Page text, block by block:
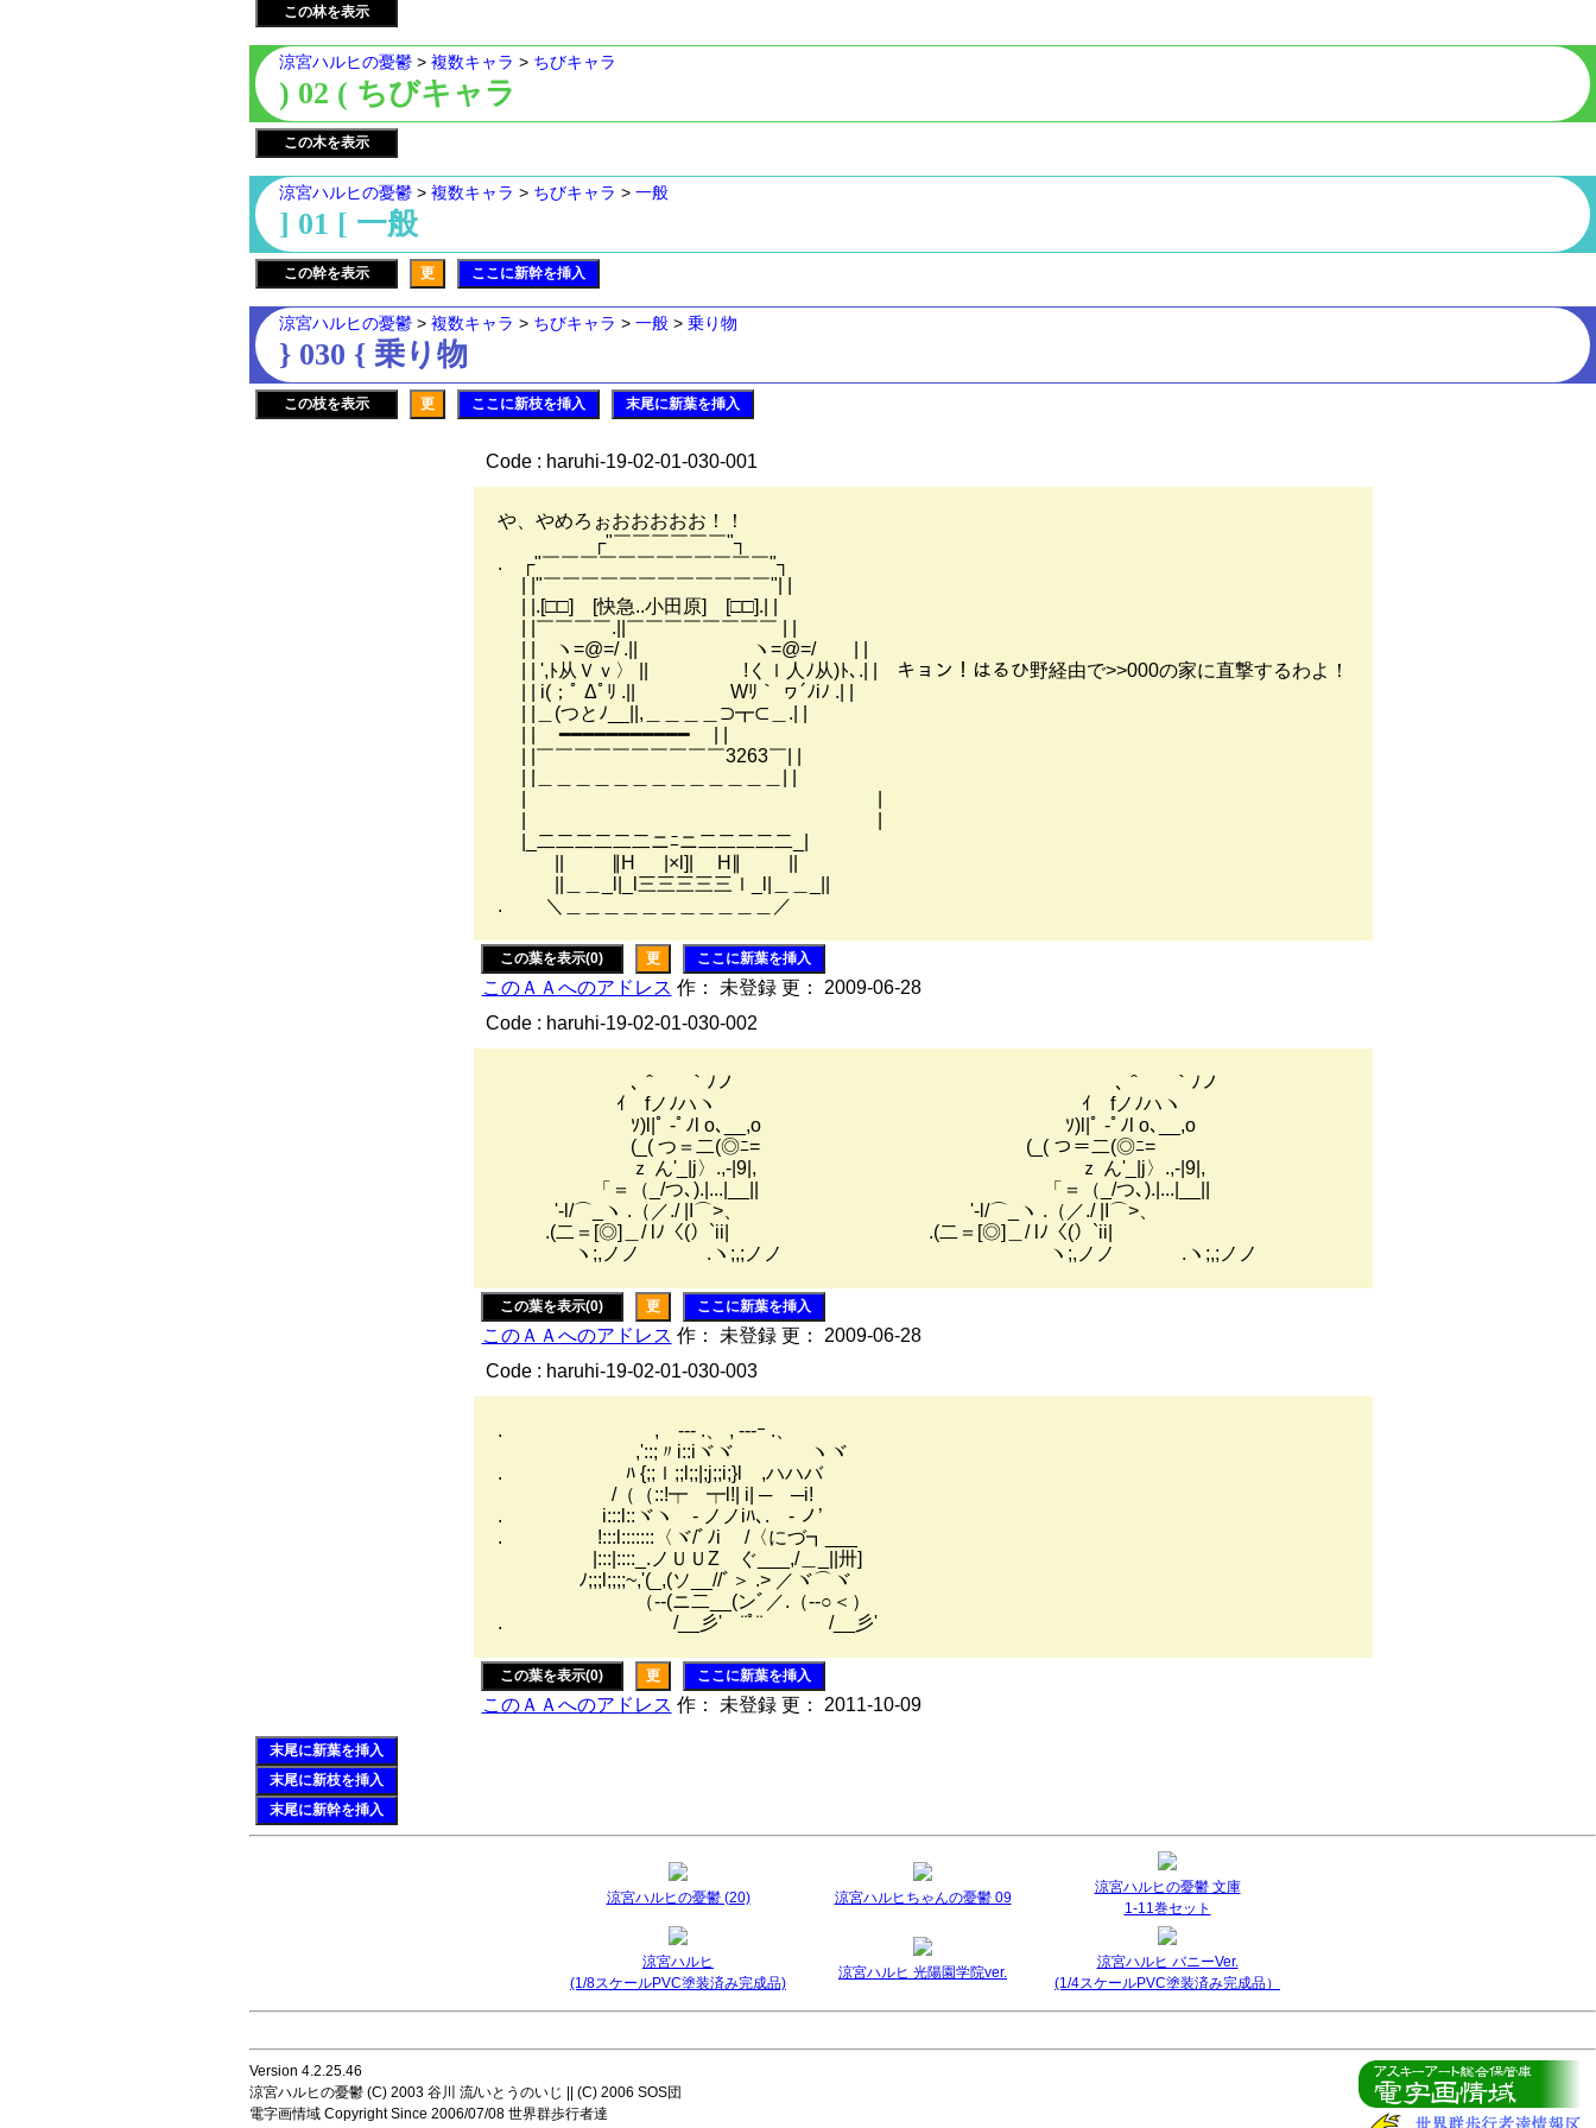
この林を表示
涼宮ハルヒの憂鬱 > 複数キャラ > ちびキャラ
) 02 ( ちびキャラ
この木を表示
涼宮ハルヒの憂鬱 > 複数キャラ > ちびキャラ > 一般
] 01 [ 一般
この幹を表示 更 ここに新幹を挿入
涼宮ハルヒの憂鬱 > 複数キャラ > ちびキャラ > 一般 > 乗り物
} 030 { 乗り物
この枝を表示 更 ここに新枝を挿入 末尾に新葉を挿入
Code : haruhi-19-02-01-030-001
や、やめろぉおおおおお！！
┌"￣￣￣￣￣￣"┐
. ┌"￣￣￣￣￣￣￣￣￣￣￣￣"┐
| |"￣￣￣￣￣￣￣￣￣￣￣￣"| |
| |.[□□] [快急..小田原] [□□].| |
| |￣￣￣￣.||￣￣￣￣￣￣￣￣ | |
| | ヽ=@=/ .|| ヽ=@=/ | |
| | ',ﾄ从Ｖｖ〉 || !くｌ人ﾉ从)ﾄ､.| | キョン！はるひ野経由で>>000の家に直撃するわよ！
| | i(；ﾟ Δﾟﾘ .|| Wﾘ｀ ヮ´ﾉiﾉ .| |
| |＿(つとﾉ__||,＿＿＿＿⊃┳⊂＿.| |
| | ━━━━━━━━━━━ | |
| |￣￣￣￣￣￣￣￣￣￣3263￣| |
|_二二二二二二ニﾆニ二二二二二_|
|| ∥H |×l]| H∥ ||
||＿＿_l|_l三三三三三ｌ_l|＿＿_||
. ＼＿＿＿＿＿＿＿＿＿＿＿／
この葉を表示(0) 更 ここに新葉を挿入
このＡＡへのアドレス 作： 未登録 更： 2009-06-28
Code : haruhi-19-02-01-030-002
､＾ ｀ﾉノ ､＾ ｀ﾉノ
ｲ fノﾉハヽ ｲ fノﾉハヽ
ｿ)l|ﾟ -ﾟﾉl o､__,o ｿ)l|ﾟ -ﾟﾉl o､__,o
(_( つ＝二(◎ﾆ= (_( つ＝二(◎ﾆ=
ｚ ん'_|j〉.,-|9|, ｚ ん'_|j〉.,-|9|,
「＝（_/つ､).|...|__|| 「＝（_/つ､).|...|__||
'-l/⌒_ヽ .（／./ |I⌒>、 '-l/⌒_ヽ .（／./ |I⌒>、
.(二＝[◎]＿/ lﾉ〈(）`ii| .(二＝[◎]＿/ lﾉ〈(）`ii|
ヽ;,ノノ .ヽ;,;ノノ ヽ;,ノノ .ヽ;,;ノノ
この葉を表示(0) 更 ここに新葉を挿入
このＡＡへのアドレス 作： 未登録 更： 2009-06-28
Code : haruhi-19-02-01-030-003
. , -‐- .、 , -‐-ｰ .、
,'::;〃i::iヾヾ ヽヾ
. ﾊ {;;ｌ;;l;;|;j;;i;}l ,ハハバゝ
/（（::!┯ ┯l!| i| ─ ─i!
. i:::l::ヾヽ - ノノiﾊ､. - ノ’
. !:::l:::::::〈ヾ/ﾞﾉi /〈にづ┓___
|:::|::::_.ノＵＵZゝぐ___,/＿_||卅]
ﾉ;;;l;;;;~,'(_,(ソ__//ﾞ＞ .> ／ヾ⌒ヾ
（--(ニ二__(ンﾞ／.（--○＜）
. ゞ/__彡' ¨ﾟ¨ ゞ/__彡'
この葉を表示(0) 更 ここに新葉を挿入
このＡＡへのアドレス 作： 未登録 更： 2011-10-09
末尾に新葉を挿入
末尾に新枝を挿入
末尾に新幹を挿入
涼宮ハルヒの憂鬱 (20) 涼宮ハルヒちゃんの憂鬱 09
涼宮ハルヒの憂鬱 文庫
1-11巻セット
涼宮ハルヒ
(1/8スケールPVC塗装済み完成品)
涼宮ハルヒ 光陽園学院ver.
涼宮ハルヒ バニーVer.
(1/4スケールPVC塗装済み完成品）
Version 4.2.25.46
涼宮ハルヒの憂鬱 (C) 2003 谷川 流/いとうのいじ || (C) 2006 SOS団
電字画情域 Copyright Since 2006/07/08 世界群歩行者達